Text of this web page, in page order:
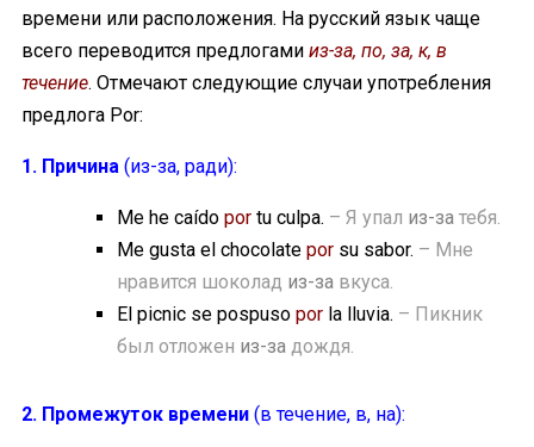
времени или расположения. На русский язык чаще
всего переводится предлогами из-за, по, за, к, в
течение. Отмечают следующие случаи употребления
предлога Por:
1. Причина (из-за, ради):
Me he caído por tu culpa. – Я упал из-за тебя.
Me gusta el chocolate por su sabor. – Мне
нравится шоколад из-за вкуса.
El picnic se pospuso por la lluvia. – Пикник
был отложен из-за дождя.
2. Промежуток времени (в течение, в, на):